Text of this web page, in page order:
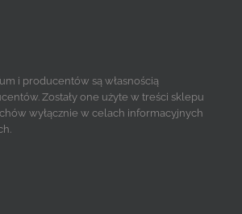
i producentów są własnością
Zostały one użyte w treści sklepu
wyłącznie w celach informacyjnych